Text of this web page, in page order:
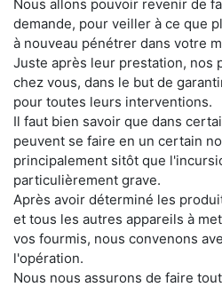
Nous allons pouvoir revenir de
demande, pour veiller à ce que
à nouveau pénétrer dans votre
Juste après leur prestation, nos
chez vous, dans le but de
pour toutes leurs interventions.
Il faut bien savoir que dans
peuvent se faire en un certain
principalement sitôt que
particulièrement grave.
Après avoir déterminé les
et tous les autres appareils à
vos fourmis, nous convenons
l'opération.
Nous nous assurons de faire